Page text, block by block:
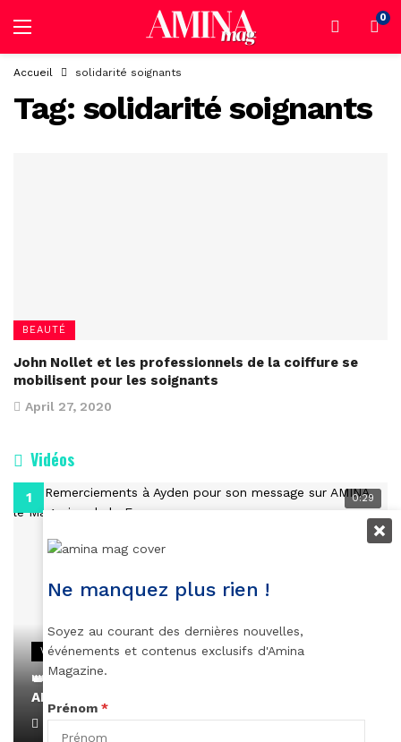
0
Accueil solidarité soignants
Tag: solidarité soignants
BEAUTÉ
John Nollet et les professionnels de la coiffure se
mobilisent pour les soignants
April 27, 2020
Vidéos
0:29
VIDEOS
👑 Remerciements à Ayden pour son message sur
AMINA, le Magazine de la Femme
April 1, 2022
Ne manquez plus rien !
Soyez au courant des dernières nouvelles,
événements et contenus exclusifs d'Amina
Magazine.
Prénom *